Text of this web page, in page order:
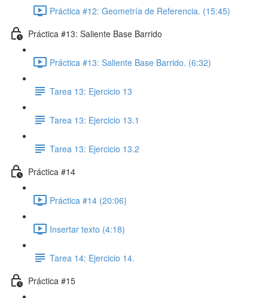
Práctica #12: Geometría de Referencia. (15:45)
Práctica #13: Saliente Base Barrido
Práctica #13: Saliente Base Barrido. (6:32)
Tarea 13: Ejercicio 13
Tarea 13: Ejercicio 13.1
Tarea 13: Ejercicio 13.2
Práctica #14
Práctica #14 (20:06)
Insertar texto (4:18)
Tarea 14: Ejercicio 14.
Práctica #15